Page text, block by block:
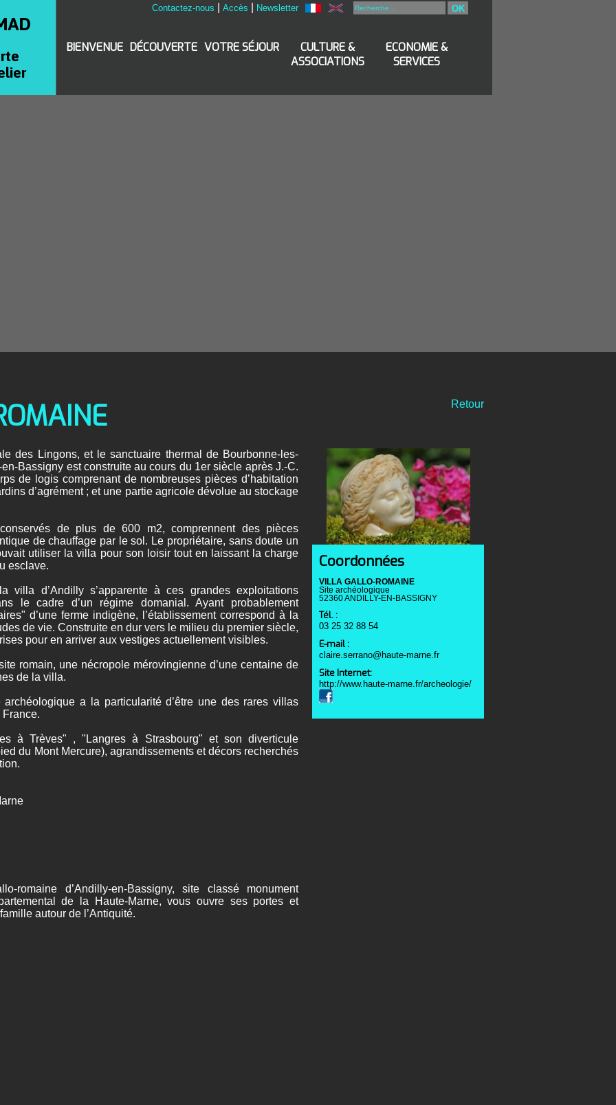
Contactez-nous Accès Newsletter OK
BIENVENUE DÉCOUVERTE VOTRE SÉJOUR
CULTURE &
ASSOCIATIONS
ECONOMIE &
SERVICES
Retour
des Lingons, et le sanctuaire thermal de Bourbonne-les-
Bassigny est construite au cours du 1er siècle après J.-C.
de logis comprenant de nombreuses pièces d’habitation
d’agrément ; et une partie agricole dévolue au stockage
de plus de 600 m2, comprennent des pièces
de chauffage par le sol. Le propriétaire, sans doute un
utiliser la villa pour son loisir tout en laissant la charge
esclave.
villa d’Andilly s’apparente à ces grandes exploitations
le cadre d’un régime domanial. Ayant probablement
d’une ferme indigène, l’établissement correspond à la
de vie. Construite en dur vers le milieu du premier siècle,
pour en arriver aux vestiges actuellement visibles.
romain, une nécropole mérovingienne d’une centaine de
de la villa.
a la particularité d’être une des rares villas
France.
à Trèves" , "Langres à Strasbourg" et son diverticule
du Mont Mercure), agrandissements et décors recherchés
d’Andilly-en-Bassigny, site classé monument
de la Haute-Marne, vous ouvre ses portes et
autour de l’Antiquité.
Coordonnées
VILLA GALLO-ROMAINE
Site archéologique
52360 ANDILLY-EN-BASSIGNY
Tél. :
03 25 32 88 54
E-mail :
claire.serrano@haute-marne.fr
Site Internet:
http://www.haute-marne.fr/archeologie/